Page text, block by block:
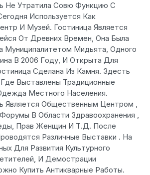
Не Утратила Совю Функцию С
Используется Как
И Музей. Гостиница Является
От Древних Времен, Она Была
Муниципалитетом Мидьята, Одного
В 2006 Гoду, И Открыта Для
Сделана Из Камня. Здесть
Выставлены Традиционные
Местного Населения.
Является Общественным Центром ,
В Области Здравоохранения ,
Прав Женщин И Т.Д. После
Различные Выставки . На
Для Развития Культурного
И Демострации
Купить Антикварные Работы.